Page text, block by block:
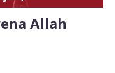
Allah